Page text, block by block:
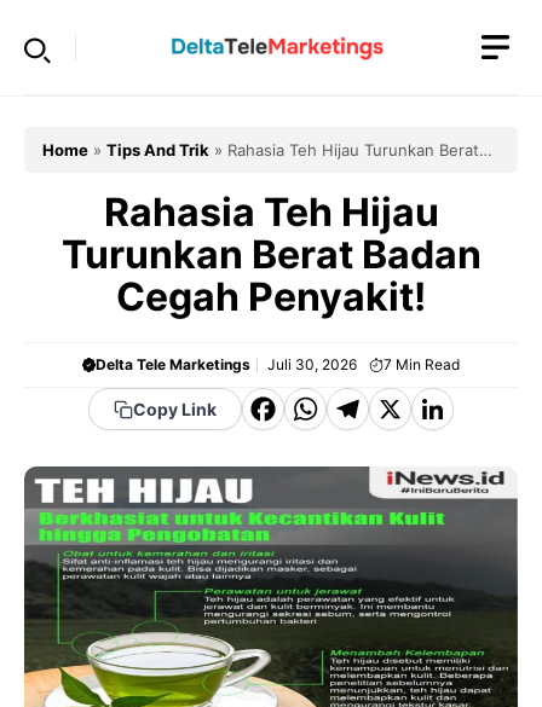
Home » Tips And Trik » Rahasia Teh Hijau Turunkan Berat
Rahasia Teh Hijau
Turunkan Berat Badan
Cegah Penyakit!
Delta Tele Marketings Juli 30, 2026 7 Min Read
Copy Link
F
c
e
b
o
o
k
W
t
s
A
p
p
T
g
r
a
m
X Li
k
e
d
In